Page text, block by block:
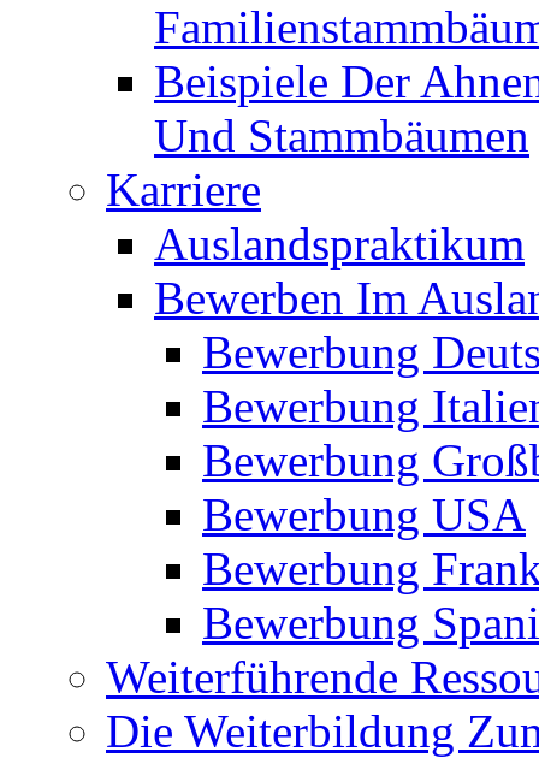
Beispiele Der
Und Stammbäumen
Karriere
Auslandspraktikum
Bewerben Im
Bewerbung
Bewerbung
Bewerbung
Bewerbung USA
Bewerbung
Bewerbung
Weiterführende
Die Weiterbildung